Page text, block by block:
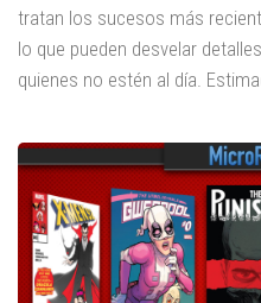
tratan los sucesos más
lo que pueden desvelar
quienes no estén al día.